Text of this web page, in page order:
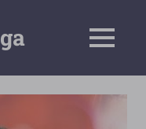
MENÚ